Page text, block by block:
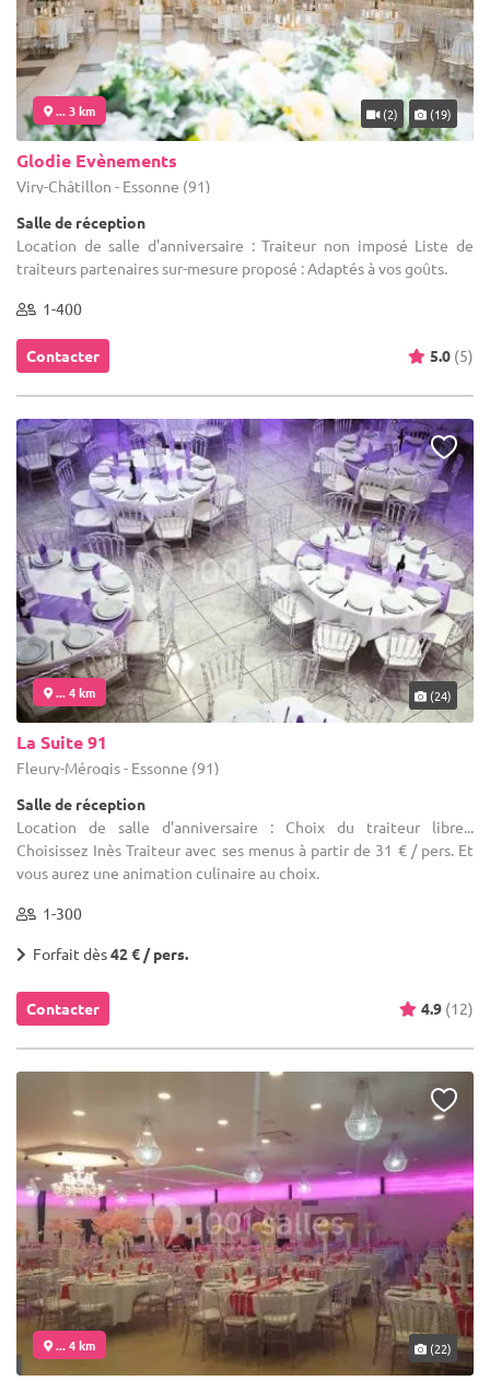
... 3 km (2) (19)
Glodie Evènements
Viry-Châtillon - Essonne (91)
Salle de réception
Location de salle d'anniversaire : Traiteur non imposé Liste de
traiteurs partenaires sur-mesure proposé : Adaptés à vos goûts.
1-400
Contacter 5.0 (5)
... 4 km (24)
La Suite 91
Fleury-Mérogis - Essonne (91)
Salle de réception
Location de salle d'anniversaire : Choix du traiteur libre...
Choisissez Inès Traiteur avec ses menus à partir de 31 € / pers. Et
vous aurez une animation culinaire au choix.
1-300
Forfait dès42 € / pers.
Contacter 4.9 (12)
... 4 km (22)